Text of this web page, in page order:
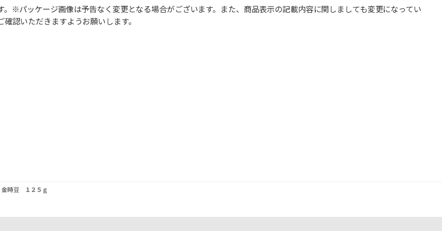
※パッケージ画像は予告なく変更となる場合がございます。また、商品表示の記載内容に関しましても変更になってい
認いただきますようお願いします。
時豆 １２５ｇ